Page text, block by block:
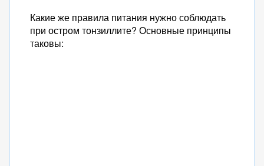
Какие же правила питания нужно соблюдать
при остром тонзиллите? Основные принципы
таковы: